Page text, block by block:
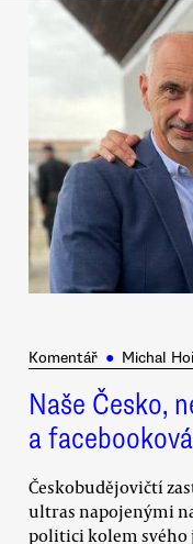
Komentář ● Michal
Naše Česko,
a
Českobudějovičtí
ultras napojenými
politici kolem svého